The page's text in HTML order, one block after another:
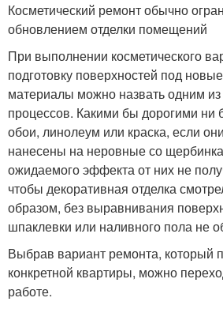
Косметический ремонт обычно
обновлением отделки помещений
При выполнении косметического
подготовку поверхностей под
материалы можно назвать одним
процессов. Какими бы дорогими
обои, линолеум или краска, если
нанесены на неровные со
ожидаемого эффекта от них не
чтобы декоративная отделка
образом, без выравнивания
шпаклевки или наливного пола не
Выбрав вариант ремонта, который
конкретной квартиры, можно
работе.